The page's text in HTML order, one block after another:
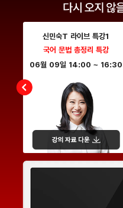
신민숙T 라이브 특강1
국어 문법 총정리 특강
06월 09일 14:00 ~ 16:30